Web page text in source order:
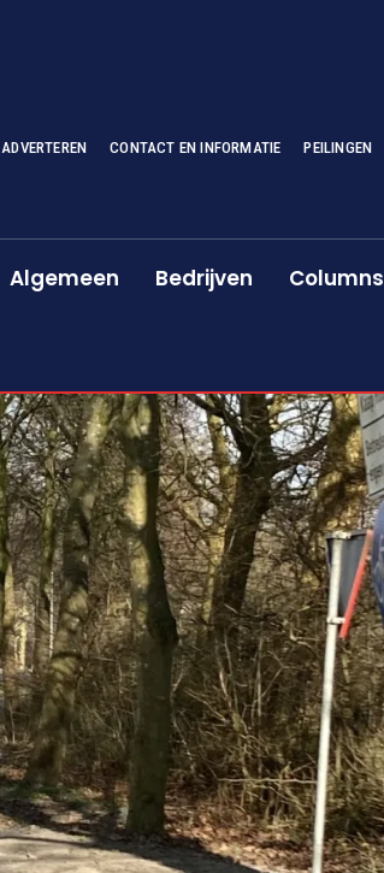
ADVERTEREN CONTACT EN INFORMATIE PEILINGEN
Algemeen Bedrijven Columns